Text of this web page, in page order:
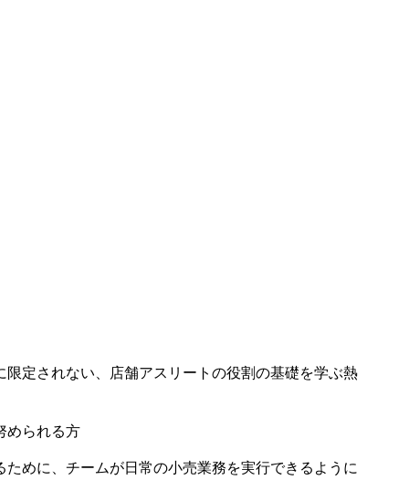
定されない、店舗アスリートの役割の基礎を学ぶ熱
められる方
めに、チームが日常の小売業務を実行できるように